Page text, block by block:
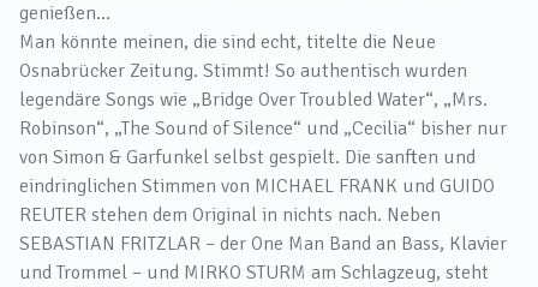
genießen...
Man könnte meinen, die sind echt, titelte die Neue
Osnabrücker Zeitung. Stimmt! So authentisch wurden
legendäre Songs wie „Bridge Over Troubled Water“, „Mrs.
Robinson“, „The Sound of Silence“ und „Cecilia“ bisher nur
von Simon & Garfunkel selbst gespielt. Die sanften und
eindringlichen Stimmen von MICHAEL FRANK und GUIDO
REUTER stehen dem Original in nichts nach. Neben
SEBASTIAN FRITZLAR – der One Man Band an Bass, Klavier
und Trommel – und MIRKO STURM am Schlagzeug, steht